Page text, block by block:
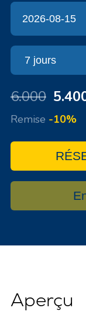
6.000
Remise -10%
Aperçu